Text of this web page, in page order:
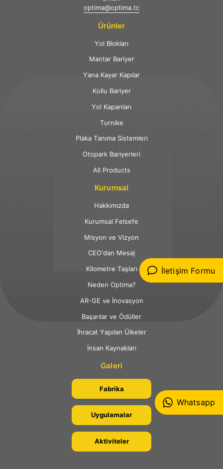
Whatsapp
İletişim Formu
optima@optima.tc
Ürünler
Yol Blokları
Mantar Bariyer
Yana Kayar Kapılar
Kollu Bariyer
Yol Kapanları
Turnike
Plaka Tanıma Sistemleri
Otopark Bariyerleri
All Products
Kurumsal
Hakkımızda
Kurumsal Felsefe
Misyon ve Vizyon
CEO'dan Mesaj
Kilometre Taşları
Neden Optima?
AR-GE ve İnovasyon
Başarılar ve Ödüller
İhracat Yapılan Ülkeler
İnsan Kaynakları
Galeri
Fabrika
Uygulamalar
Aktiviteler